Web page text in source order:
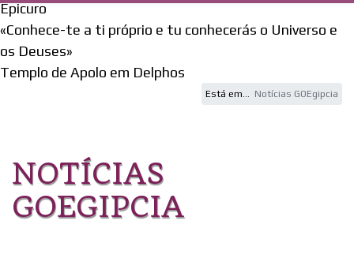
Epicuro
«Conhece-te a ti próprio e tu conhecerás o Universo e
os Deuses»
Templo de Apolo em Delphos
Está em... Notícias GOEgipcia
NOTÍCIAS
GOEGIPCIA